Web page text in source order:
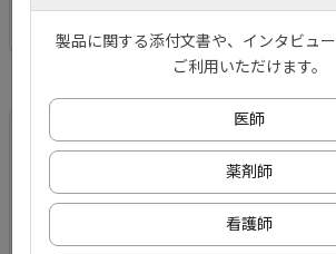
DI情報を掲載しています。
ジセレカの作用機
ジセレカの作用機序について解説していま
製品に関する添付文書や、インタビュ
ご利用いただけます。
医師
薬剤師
看護師